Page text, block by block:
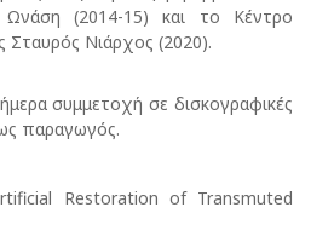
(2014-15) και το Κέντρο
Σταυρός Νιάρχος (2020).
συμμετοχή σε δισκογραφικές
παραγωγός.
Restoration of Transmuted